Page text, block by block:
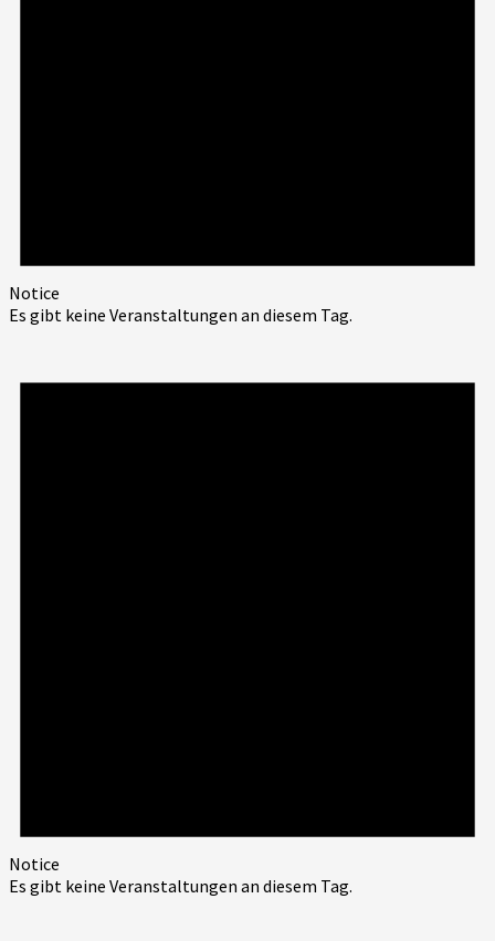
Notice
Es gibt keine Veranstaltungen an diesem Tag.
Notice
Es gibt keine Veranstaltungen an diesem Tag.